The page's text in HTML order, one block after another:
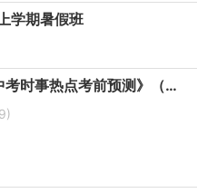
学期暑假班
2026版《万唯中考时事热点考前预测》（生物+地理）PDF电子版下载